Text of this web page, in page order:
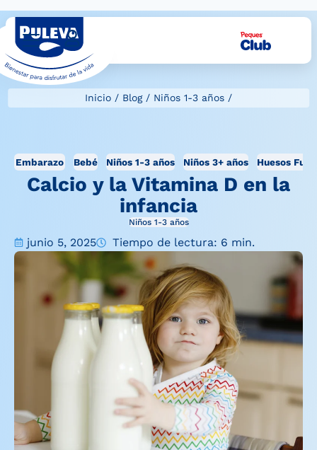
Inicio / Blog/ Niños 1-3 años /
Embarazo Bebé Niños 1-3 años Niños 3+ años Huesos
Calcio y la Vitamina D en la
infancia
Niños 1-3 años
junio 5, 2025 Tiempo de lectura: 6 min.